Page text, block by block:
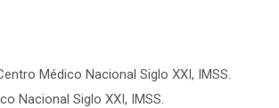
Médico Nacional Siglo XXI, IMSS.
Nacional Siglo XXI, IMSS.